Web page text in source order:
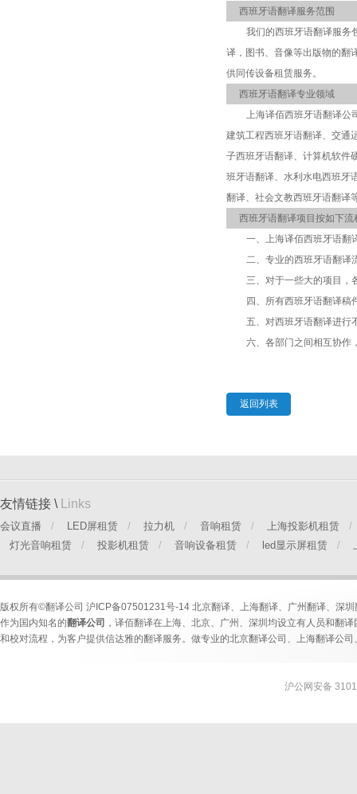
西班牙语翻译服务范围
我们的西班牙语翻译服务
译，图书、音像等出版物的翻
供同传设备租赁服务。
西班牙语翻译专业领域
上海译佰西班牙语翻译公
建筑工程西班牙语翻译、交通
子西班牙语翻译、计算机软件
班牙语翻译、水利水电西班牙
翻译、社会文教西班牙语翻译
西班牙语翻译项目按如下流
一、上海译佰西班牙语翻
二、专业的西班牙语翻译
三、对于一些大的项目，
四、所有西班牙语翻译稿
五、对西班牙语翻译进行
六、各部门之间相互协作
返回列表
友情链接 \ Links
会议直播 / LED屏租赁 / 拉力机 / 音响租赁 / 上海投影机租赁
/
灯光音响租赁
/ 投影机租赁 / 音响设备租赁 / led显示屏租赁 /
版权所有©翻译公司 沪ICP备07501231号-14 北京翻译、 上海翻译、 广州翻译、 深圳
作为国内知名的翻译公司 ，译佰翻译在上海、北京、广州、深圳均设立有人员和翻
和校对流程，为客户提供信达雅的翻译服务。做专业的北京翻译公司 、 上海翻译公司
沪公网安备